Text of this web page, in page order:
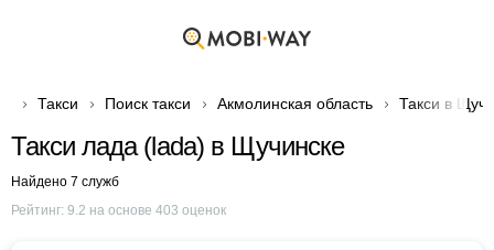
Такси Поиск такси Акмолинская область Такси в
Такси лада (lada) в Щучинске
Найдено 7 служб
Рейтинг: 9.2 на основе 403 оценок